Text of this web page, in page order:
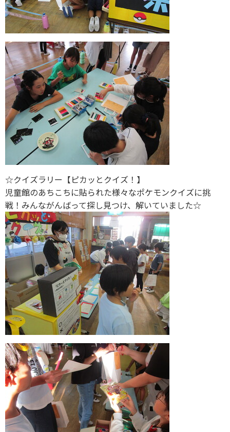
☆クイズラリー【ピカッとクイズ！】
児童館のあちこちに貼られた様々なポケモンクイズに挑
戦！みんながんばって探し見つけ、解いていました☆